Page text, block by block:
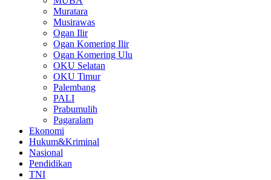
Muratara
Musirawas
Ogan Ilir
Ogan Komering Ilir
Ogan Komering Ulu
OKU Selatan
OKU Timur
Palembang
PALI
Prabumulih
Pagaralam
Ekonomi
Hukum&Kriminal
Nasional
Pendidikan
TNI